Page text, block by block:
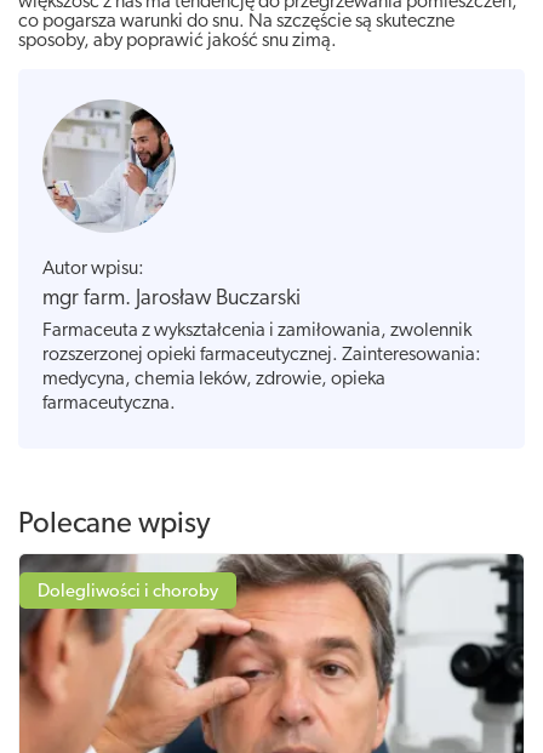
co pogarsza warunki do snu. Na szczęście są skuteczne
sposoby, aby poprawić jakość snu zimą.
Autor wpisu:
mgr farm. Jarosław Buczarski
Farmaceuta z wykształcenia i zamiłowania, zwolennik
rozszerzonej opieki farmaceutycznej. Zainteresowania:
medycyna, chemia leków, zdrowie, opieka
farmaceutyczna.
Polecane wpisy
Dolegliwości i choroby